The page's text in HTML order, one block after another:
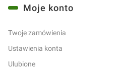
Moje konto
Twoje zamówienia
Ustawienia konta
Ulubione